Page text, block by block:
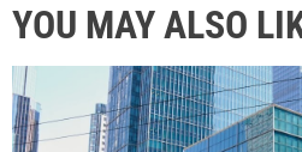
YOU MAY ALSO